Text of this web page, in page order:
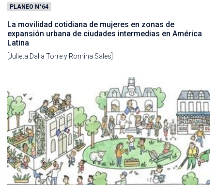
PLANEO N°64
La movilidad cotidiana de mujeres en zonas de
expansión urbana de ciudades intermedias en América
Latina
[Julieta Dalla Torre y Romina Sales]